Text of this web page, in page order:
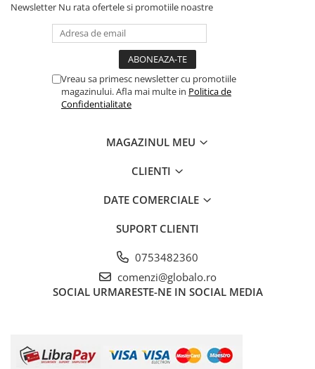
Newsletter Nu rata ofertele si promotiile noastre
Vreau sa primesc newsletter cu promotiile
magazinului. Afla mai multe in Politica de
Confidentialitate
MAGAZINUL MEU
CLIENTI
DATE COMERCIALE
SUPORT CLIENTI
0753482360
comenzi@globalo.ro
SOCIAL URMARESTE-NE IN SOCIAL MEDIA